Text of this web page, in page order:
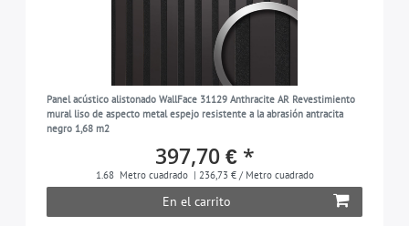
Panel acústico alistonado WallFace 31129 Anthracite AR Revestimiento
mural liso de aspecto metal espejo resistente a la abrasión antracita
negro 1,68 m2
397,70 € *
1.68 Metro cuadrado | 236,73 € / Metro cuadrado
En el carrito